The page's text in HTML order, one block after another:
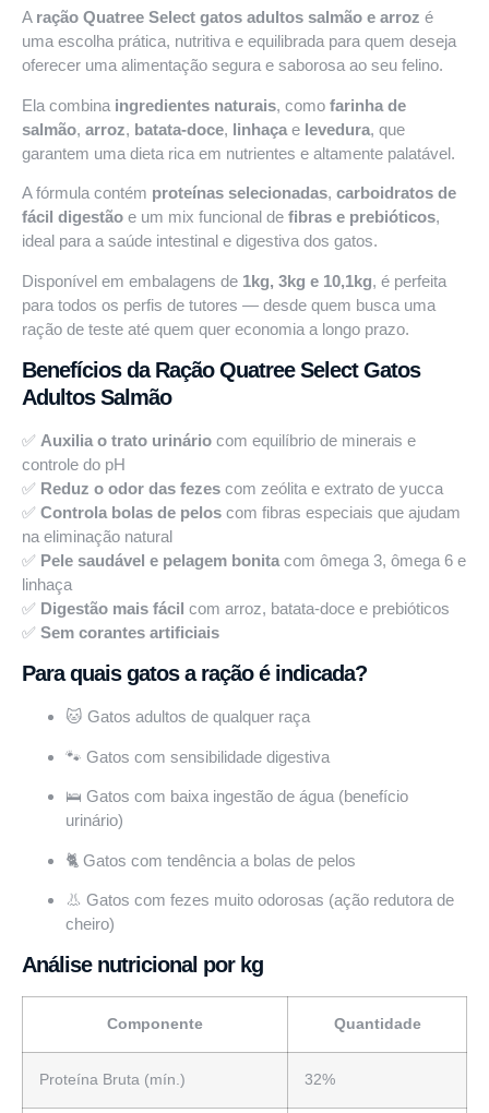
A ração Quatree Select gatos adultos salmão e arroz é
uma escolha prática, nutritiva e equilibrada para quem deseja
oferecer uma alimentação segura e saborosa ao seu felino.
Ela combina ingredientes naturais, como farinha de
salmão, arroz, batata-doce, linhaça e levedura, que
garantem uma dieta rica em nutrientes e altamente palatável.
A fórmula contém proteínas selecionadas, carboidratos de
fácil digestão e um mix funcional de fibras e prebióticos,
ideal para a saúde intestinal e digestiva dos gatos.
Disponível em embalagens de 1kg, 3kg e 10,1kg, é perfeita
para todos os perfis de tutores — desde quem busca uma
ração de teste até quem quer economia a longo prazo.
Benefícios da Ração Quatree Select Gatos
Adultos Salmão
✅ Auxilia o trato urinário com equilíbrio de minerais e
controle do pH
✅ Reduz o odor das fezes com zeólita e extrato de yucca
✅ Controla bolas de pelos com fibras especiais que ajudam
na eliminação natural
✅ Pele saudável e pelagem bonita com ômega 3, ômega 6 e
linhaça
✅ Digestão mais fácil com arroz, batata-doce e prebióticos
✅ Sem corantes artificiais
Para quais gatos a ração é indicada?
🐱 Gatos adultos de qualquer raça
🐾 Gatos com sensibilidade digestiva
🛌 Gatos com baixa ingestão de água (benefício
urinário)
🐈 Gatos com tendência a bolas de pelos
👃 Gatos com fezes muito odorosas (ação redutora de
cheiro)
Análise nutricional por kg
Componente Quantidade
Proteína Bruta (mín.) 32%